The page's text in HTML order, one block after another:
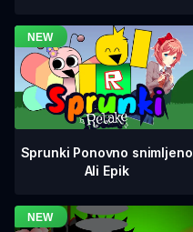
Sprunki Ponovno snimljeno
Ali Epik